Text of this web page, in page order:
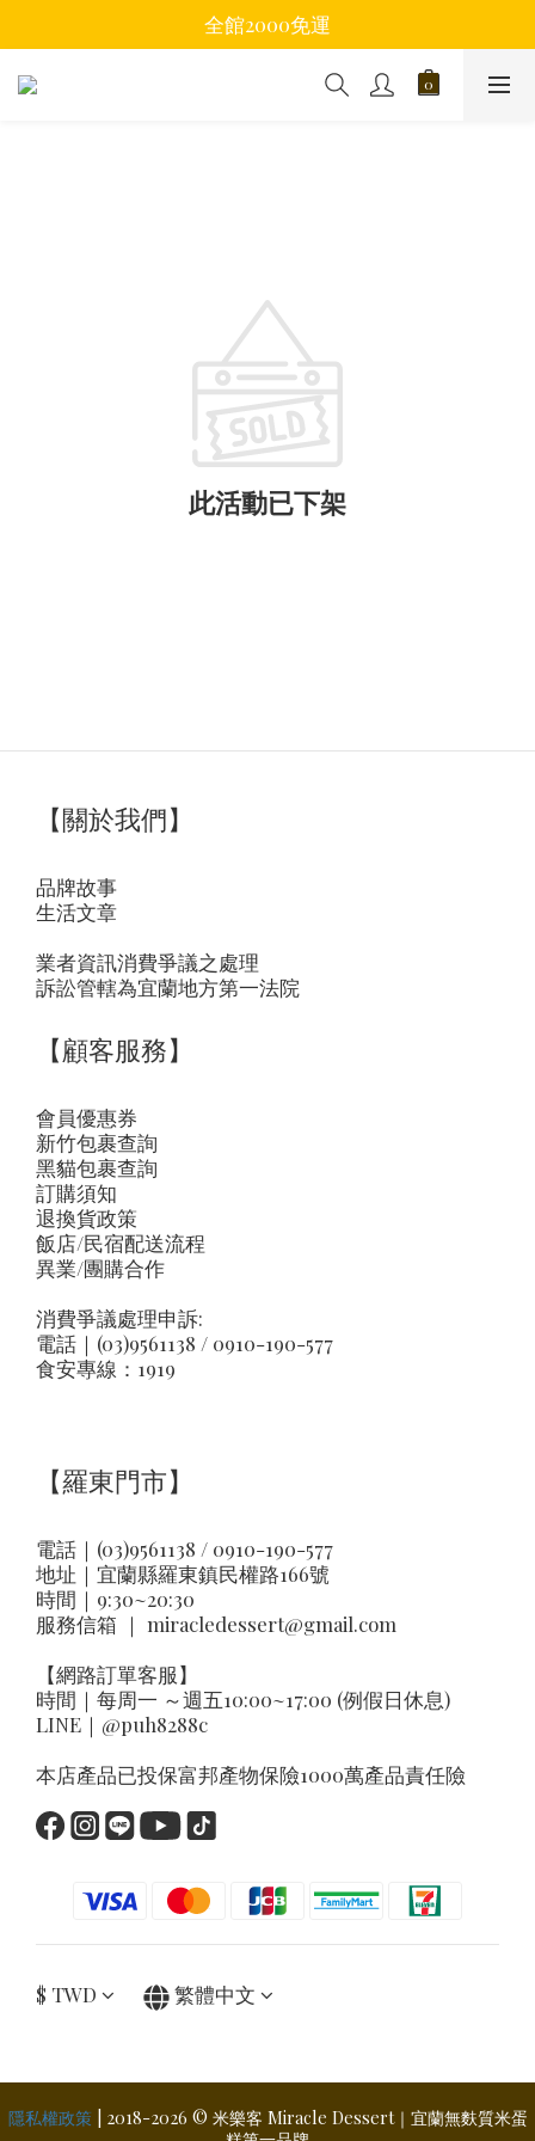
全館2000免運
此活動已下架
【關於我們】
品牌故事
生活文章
業者資訊消費爭議之處理
訴訟管轄為宜蘭地方第一法院
【顧客服務】
會員優惠券
新竹包裹查詢
黑貓包裹查詢
訂購須知
退換貨政策
飯店/民宿配送流程
異業/團購合作
消費爭議處理申訴:
電話｜(03)9561138 / 0910-190-577
食安專線：1919
【羅東門市】
電話｜(03)9561138 / 0910-190-577
地址｜ 宜蘭縣羅東鎮民權路166號
時間｜9:30~20:30
服務信箱 ｜ miracledessert@gmail.com
【網路訂單客服】
時間｜每周一 ～週五10:00~17:00 (例假日休息)
LINE｜ @puh8288c
本店產品已投保富邦產物保險1000萬產品責任險
$ TWD 繁體中文
隱私權政策| 2018-2026 © 米樂客 Miracle Dessert｜宜蘭無麩質米蛋